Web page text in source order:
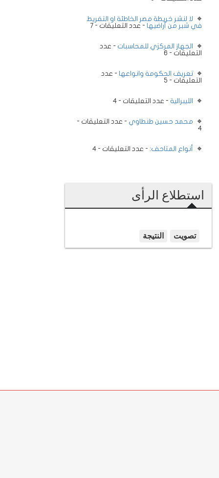
لا لنشر خريطة مصر الخاطئة او التفريط
في شبر من أراضيها - عدد التعليقات - 7
الجهاز المركزي للمحاسبات - عدد
التعليقات - 6
تعريف الحكومة وانواعها - عدد
التعليقات - 5
الليبرالية - عدد التعليقات - 4
محمد حسين طنطاوي - عدد التعليقات -
4
أنواع المتاحف: - عدد التعليقات - 4
استطلاع الرأى